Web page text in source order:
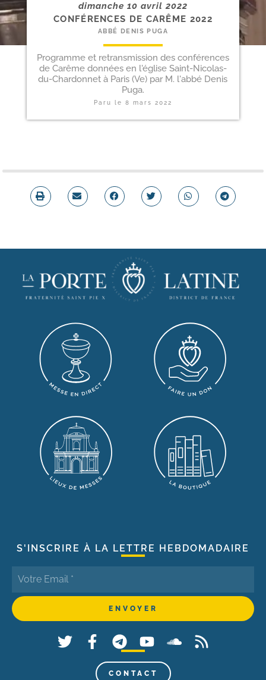
dimanche 10 avril 2022
CONFÉRENCES DE CARÊME 2022
ABBÉ DENIS PUGA
Programme et retransmission des conférences
de Carême données en l'église Saint-Nicolas-
du-Chardonnet à Paris (Ve) par M. l'abbé Denis
Puga.
Paru le 8 mars 2022
S'INSCRIRE À LA LETTRE HEBDOMADAIRE
CONTACT